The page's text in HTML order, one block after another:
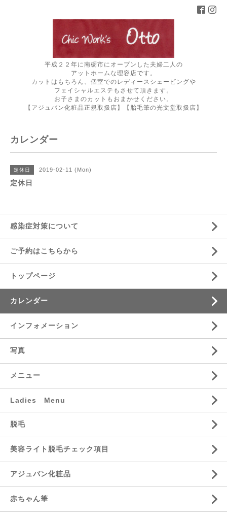
平成２２年に南砺市にオープンした夫婦二人の
アットホームな理容店です。
カットはもちろん、個室でのレディースシェービングや
フェイシャルエステもさせて頂きます。
お子さまのカットもおまかせください。
【アジュバン化粧品正規取扱店】【胎毛筆の光文堂取扱店】
カレンダー
定休日 2019-02-11 (Mon)
定休日
感染症対策について
ご予約はこちらから
トップページ
カレンダー
インフォメーション
写真
メニュー
Ladies Menu
脱毛
美容ライト脱毛チェック項目
アジュバン化粧品
赤ちゃん筆